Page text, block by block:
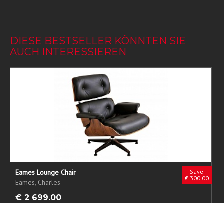
DIESE BESTSELLER KÖNNTEN SIE
AUCH INTERESSIEREN
Save
€ 300.00
Eames Lounge Chair
Eames, Charles
€ 2 699.00